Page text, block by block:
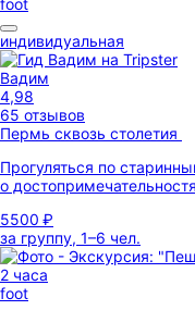
foot
индивидуальная
Вадим
4,98
65 отзывов
Пермь сквозь столетия
Прогуляться по
о
5500 ₽
за группу, 1–6 чел.
2 часа
foot